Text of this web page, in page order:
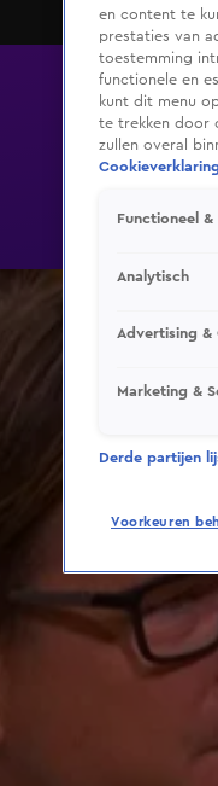
en content te
prestaties van
toestemming
functionele en
kunt dit menu
te trekken door
zullen overal
Functioneel &
Analytisch
Advertising &
Marketing &
Derde partijen
Voorkeuren